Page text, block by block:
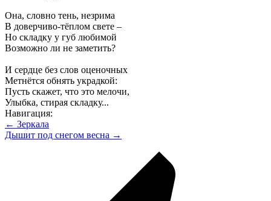
Она, словно тень, незрима
В доверчиво-тёплом свете –
Но складку у губ любимой
Возможно ли не заметить?
И сердце без слов оценочных
Метнётся обнять украдкой:
Пусть скажет, что это мелочи,
Улыбка, стирая складку...
Навигация:
← Зеркала
Дышит под снегом весна →